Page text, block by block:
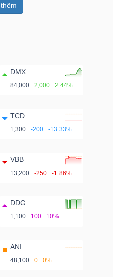
DMX
84,000 2,000 2.44%
TCD
1,300 -200 -13.33%
VBB
13,200 -250 -1.86%
DDG
1,100 100 10%
ANI
48,100 0 0%